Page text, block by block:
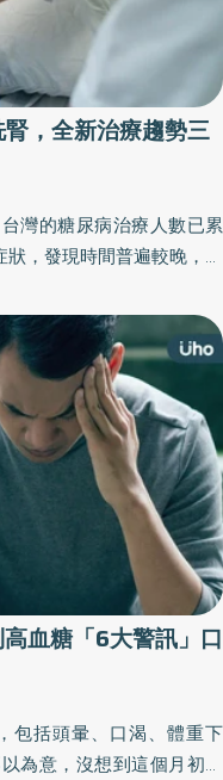
，全新治療趨勢三
灣的糖尿病治療人數已累
，發現時間普遍較晚，若
要是因為遺傳、飲食、肥
尿病由於早期症狀不明
尿病的程度，其實腎臟與
500萬人暴露在高血糖的
血脂問題，有相當高的機
師說明，當病患是超過
到每年4ml/min/1.73 m2速
佈全身，當有巨量蛋白尿
腎病變主要透
以尿液白蛋白（UACR）來
是糖尿病腎病變的微量蛋
血糖「6大警訊」口
包括頭暈、口渴、體重下
為意，沒想到這個月初昏